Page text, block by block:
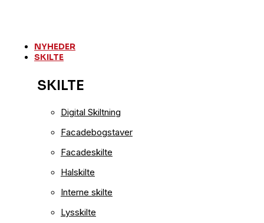
NYHEDER
SKILTE
SKILTE
Digital Skiltning
Facadebogstaver
Facadeskilte
Halskilte
Interne skilte
Lysskilte